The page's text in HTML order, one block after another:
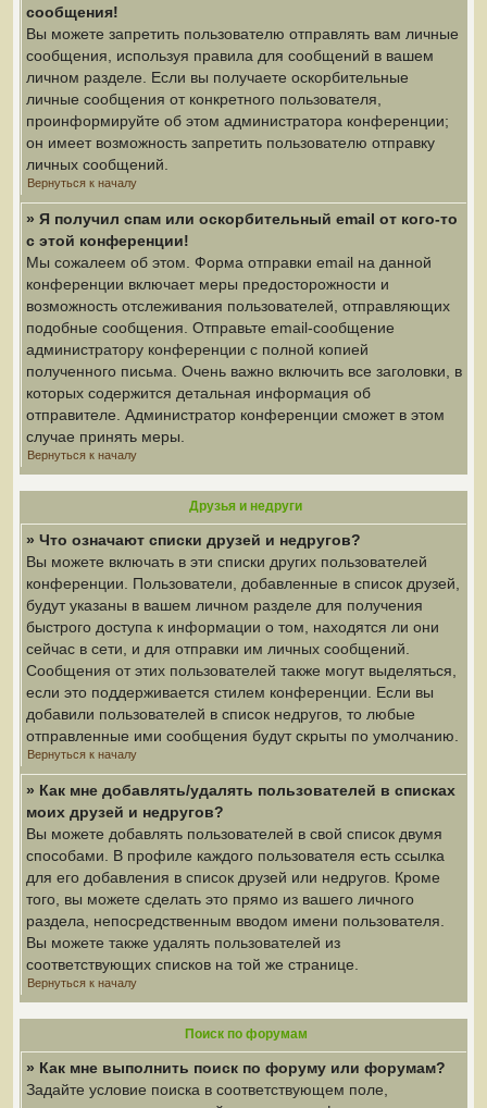
сообщения!
Вы можете запретить пользователю отправлять вам личные
сообщения, используя правила для сообщений в вашем
личном разделе. Если вы получаете оскорбительные
личные сообщения от конкретного пользователя,
проинформируйте об этом администратора конференции;
он имеет возможность запретить пользователю отправку
личных сообщений.
Вернуться к началу
» Я получил спам или оскорбительный email от кого-то
с этой конференции!
Мы сожалеем об этом. Форма отправки email на данной
конференции включает меры предосторожности и
возможность отслеживания пользователей, отправляющих
подобные сообщения. Отправьте email-сообщение
администратору конференции с полной копией
полученного письма. Очень важно включить все заголовки, в
которых содержится детальная информация об
отправителе. Администратор конференции сможет в этом
случае принять меры.
Вернуться к началу
Друзья и недруги
» Что означают списки друзей и недругов?
Вы можете включать в эти списки других пользователей
конференции. Пользователи, добавленные в список друзей,
будут указаны в вашем личном разделе для получения
быстрого доступа к информации о том, находятся ли они
сейчас в сети, и для отправки им личных сообщений.
Сообщения от этих пользователей также могут выделяться,
если это поддерживается стилем конференции. Если вы
добавили пользователей в список недругов, то любые
отправленные ими сообщения будут скрыты по умолчанию.
Вернуться к началу
» Как мне добавлять/удалять пользователей в списках
моих друзей и недругов?
Вы можете добавлять пользователей в свой список двумя
способами. В профиле каждого пользователя есть ссылка
для его добавления в список друзей или недругов. Кроме
того, вы можете сделать это прямо из вашего личного
раздела, непосредственным вводом имени пользователя.
Вы можете также удалять пользователей из
соответствующих списков на той же странице.
Вернуться к началу
Поиск по форумам
» Как мне выполнить поиск по форуму или форумам?
Задайте условие поиска в соответствующем поле,